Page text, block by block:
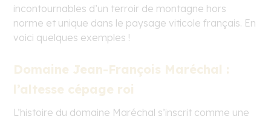
incontournables d’un terroir de montagne hors
norme et unique dans le paysage viticole français. En
voici quelques exemples !
Domaine Jean-François Maréchal :
l’altesse cépage roi
L’histoire du domaine Maréchal s’inscrit comme une